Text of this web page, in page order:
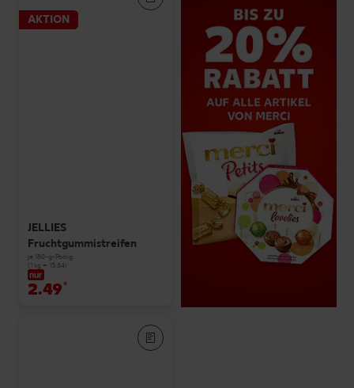
AKTION
JELLIES
Fruchtgummistreifen
je 180-g-Packg.
(1 kg = 13.84)
nur
2.49*